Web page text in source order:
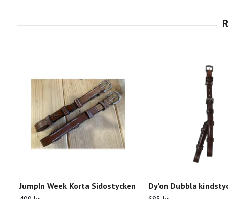
JumpIn Week Korta Sidostycken
Dy'on Dubbla